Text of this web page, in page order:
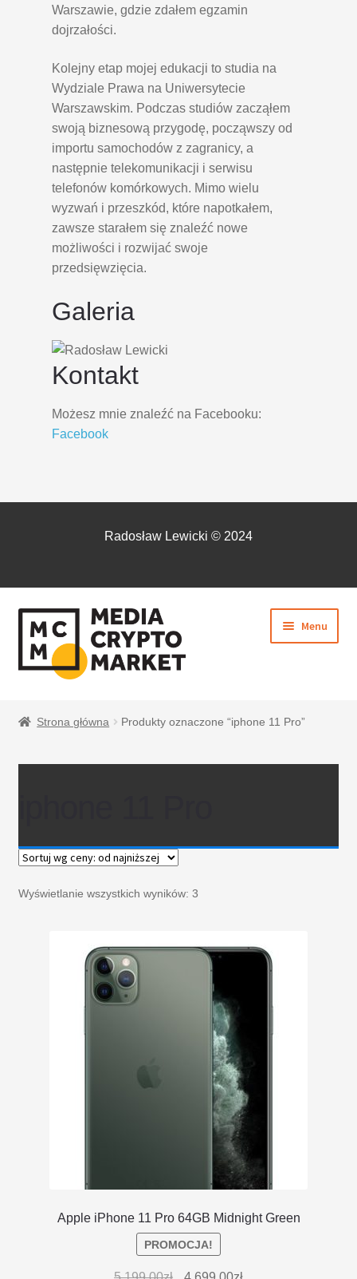
Warszawie, gdzie zdałem egzamin
dojrzałości.
Kolejny etap mojej edukacji to studia na
Wydziale Prawa na Uniwersytecie
Warszawskim. Podczas studiów zacząłem
swoją biznesową przygodę, począwszy od
importu samochodów z zagranicy, a
następnie telekomunikacji i serwisu
telefonów komórkowych. Mimo wielu
wyzwań i przeszkód, które napotkałem,
zawsze starałem się znaleźć nowe
możliwości i rozwijać swoje
przedsięwzięcia.
Galeria
Kontakt
Możesz mnie znaleźć na Facebooku:
Facebook
Radosław Lewicki © 2024
PRZEJDŹ
DO
NAWIGACJI
PRZEJDŹ
DO
TREŚCI
Menu
DOSTAWA I ZWROTY
POLITYKA PRYWATNOŚCI
REGULAMIN SKLEPU
Strona główna Produkty oznaczone “iphone 11 Pro”
Wyświetlanie wszystkich wyników: 3
Apple iPhone 11 Pro 64GB Midnight Green
PROMOCJA!